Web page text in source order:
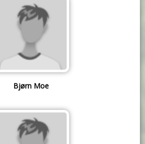
Bjørn Moe